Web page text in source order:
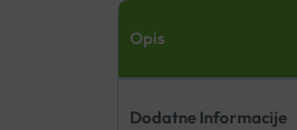
Opis
Dodatne Informacije